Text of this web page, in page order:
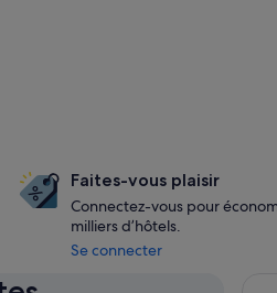
Faites-vous plaisir
Connectez-vous pour
milliers d’hôtels.
Se connecter